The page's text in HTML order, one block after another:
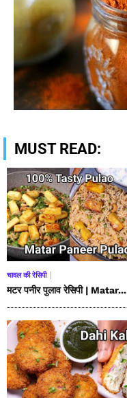
MUST READ:
चावल की रेसिपी
मटर पनीर पुलाव रेसिपी | Matar...